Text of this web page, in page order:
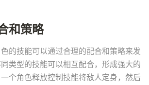
和策略
的技能可以通过合理的配合和策略来发
类型的技能可以相互配合，形成强大的
个角色释放控制技能将敌人定身，然后